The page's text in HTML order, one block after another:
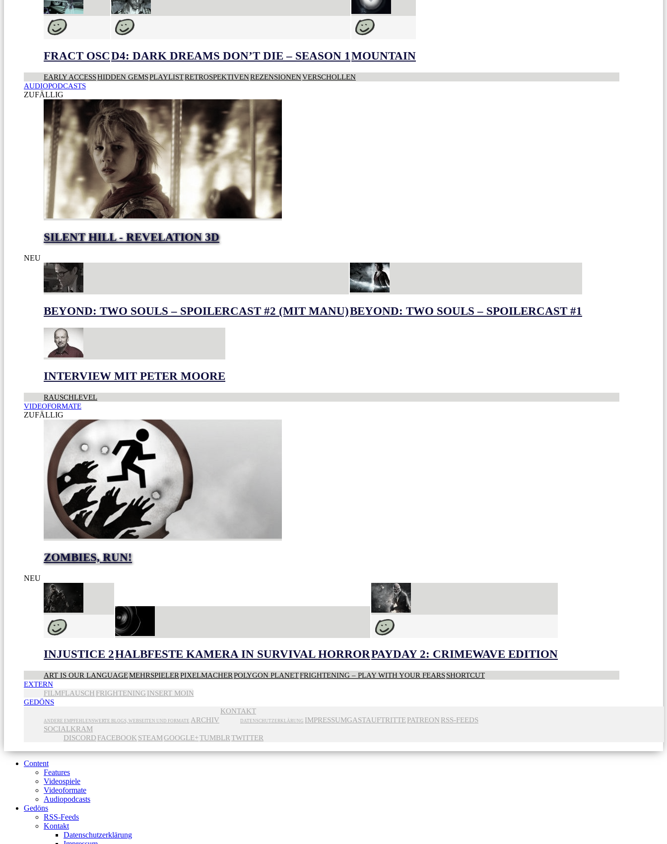
FRACT OSCD4: DARK DREAMS DON’T DIE – SEASON 1MOUNTAIN
EARLY ACCESSHIDDEN GEMSPLAYLISTRETROSPEKTIVENREZENSIONENVERSCHOLLEN
AUDIOPODCASTS
ZUFÄLLIG
SILENT HILL - REVELATION 3D
NEU
BEYOND: TWO SOULS – SPOILERCAST #2 (MIT MANU)BEYOND: TWO SOULS – SPOILERCAST #1
INTERVIEW MIT PETER MOORE
RAUSCHLEVEL
VIDEOFORMATE
ZUFÄLLIG
ZOMBIES, RUN!
NEU
INJUSTICE 2HALBFESTE KAMERA IN SURVIVAL HORRORPAYDAY 2: CRIMEWAVE EDITION
ART IS OUR LANGUAGEMEHRSPIELERPIXELMACHERPOLYGON PLANETFRIGHTENING – PLAY WITH YOUR FEARSSHORTCUT
EXTERN
FILMFLAUSCH FRIGHTENING INSERT MOIN
GEDÖNS
ANDERE EMPFEHLENSWERTE BLOGS, WEBSEITEN UND FORMATE ARCHIV
KONTAKT
DATENSCHUTZERKLÄRUNG IMPRESSUMGASTAUFTRITTEPATREON RSS-FEEDS
SOCIALKRAM
DISCORD FACEBOOK STEAMGOOGLE+TUMBLRTWITTER
Content
Features
Videospiele
Videoformate
Audiopodcasts
Gedöns
RSS-Feeds
Kontakt
Datenschutzerklärung